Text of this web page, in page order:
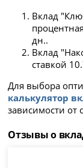
Вклад
дн..
Вклад
ставкой
Для выбора
калькулятор
зависимости от
Отзывы о